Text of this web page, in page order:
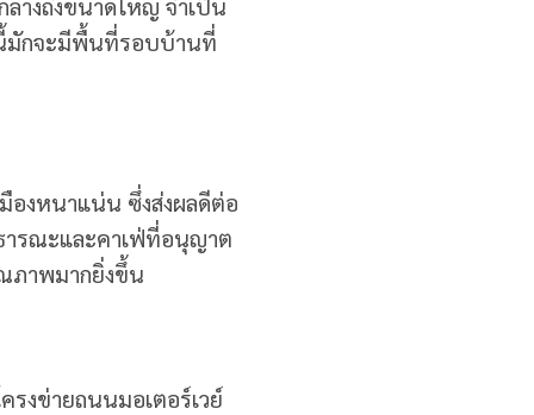
นี้มักจะมีพื้นที่รอบบ้านที่
องหนาแน่น ซึ่งส่งผลดีต่อ
ารณะและคาเฟ่ที่อนุญาต
ภาพมากยิ่งขึ้น
รงข่ายถนนมอเตอร์เวย์